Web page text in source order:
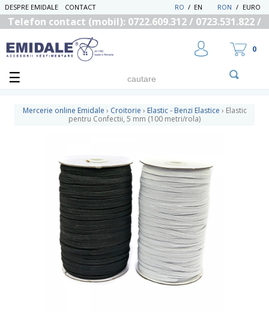
DESPRE EMIDALE CONTACT RON / EURO
EN
/
RO
Telefon contact (mobil): 0722.609.312 / 0723.531.822 /
0
Mercerie online Emidale › Croitorie › Elastic - Benzi Elastice › Elastic
pentru Confectii, 5 mm (100 metri/rola)